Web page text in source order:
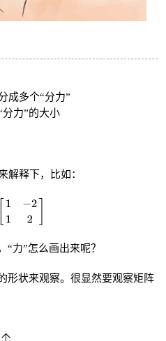
成多个“分力”
力”的大小
解释下，比如：
“力”怎么画出来呢？
形状来观察。很显然要观察矩阵